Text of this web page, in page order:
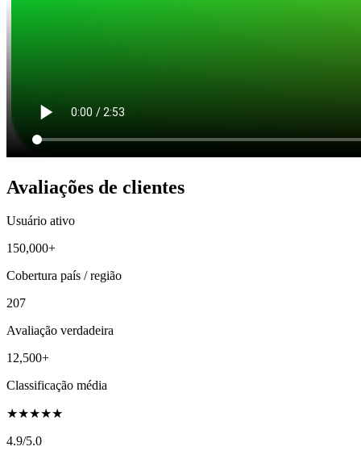
Avaliações de clientes
Usuário ativo
150,000+
Cobertura país / região
207
Avaliação verdadeira
12,500+
Classificação média
★★★★★
4.9/5.0